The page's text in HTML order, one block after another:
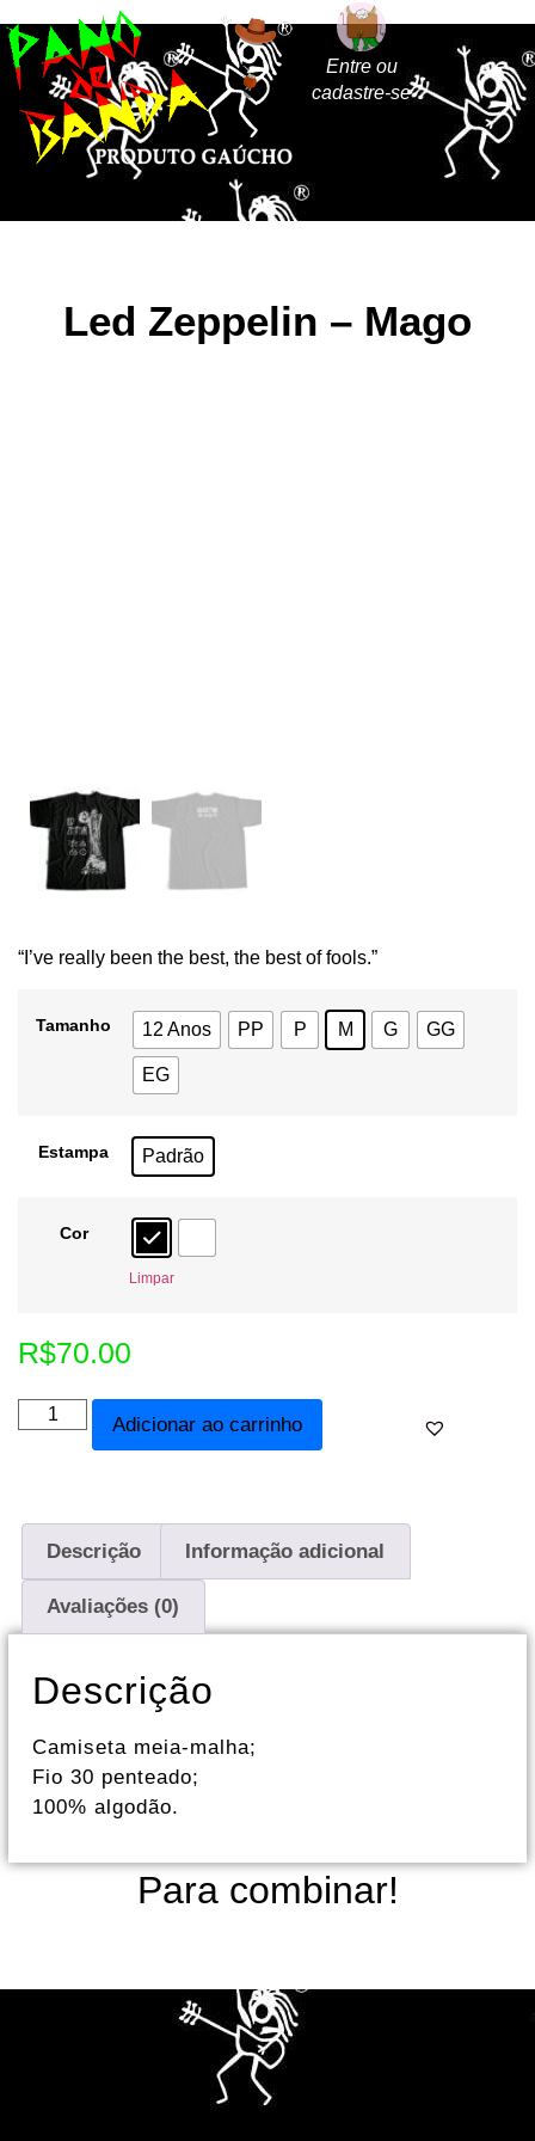
Entre ou
cadastre-se
Led Zeppelin – Mago
“ I’ve really been the best, the best of fools.”
Tamanho 12 Anos PP P M G GG
EG
Estampa Padrão
Cor
Limpar
R$70.00
Adicionar ao carrinho
Descrição Informação adicional
Avaliações (0)
Descrição
Camiseta meia-malha;
Fio 30 penteado;
100% algodão.
Para combinar!